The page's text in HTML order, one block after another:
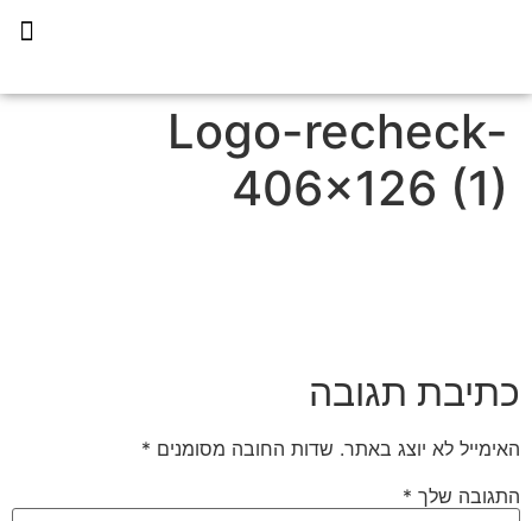
Logo-recheck-
406×126 (1)
כתיבת תגובה
האימייל לא יוצג באתר. שדות החובה מסומנים *
התגובה שלך *